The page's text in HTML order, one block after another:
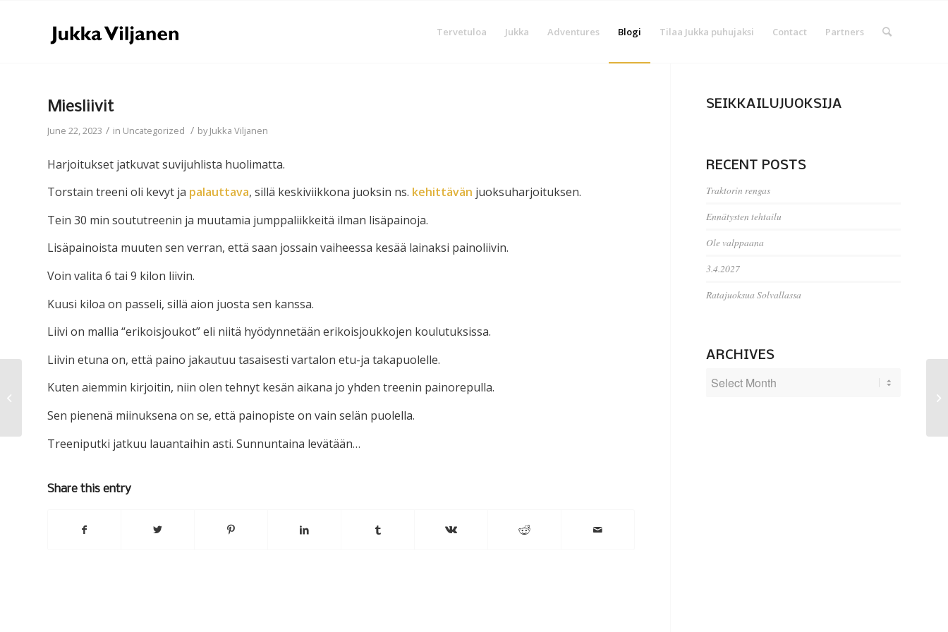
Tervetuloa Jukka Adventures Blogi Tilaa Jukka puhujaksi Contact Partners
Miesliivit
June 22, 2023 / in Uncategorized / byJukka Viljanen
Harjoitukset jatkuvat suvijuhlista huolimatta.
Torstain treeni oli kevyt ja palauttava, sillä keskiviikkona juoksin ns. kehittävän juoksuharjoituksen.
Tein 30 min soututreenin ja muutamia jumppaliikkeitä ilman lisäpainoja.
Lisäpainoista muuten sen verran, että saan jossain vaiheessa kesää lainaksi painoliivin.
Voin valita 6 tai 9 kilon liivin.
Kuusi kiloa on passeli, sillä aion juosta sen kanssa.
Liivi on mallia “erikoisjoukot” eli niitä hyödynnetään erikoisjoukkojen koulutuksissa.
Liivin etuna on, että paino jakautuu tasaisesti vartalon etu-ja takapuolelle.
Kuten aiemmin kirjoitin, niin olen tehnyt kesän aikana jo yhden treenin painorepulla.
Sen pienenä miinuksena on se, että painopiste on vain selän puolella.
Treeniputki jatkuu lauantaihin asti. Sunnuntaina levätään…
Share this entry
SEIKKAILUJUOKSIJA
RECENT POSTS
Traktorin rengas
Ennätysten tehtailu
Ole valppaana
3.4.2027
Ratajuoksua Solvallassa
ARCHIVES